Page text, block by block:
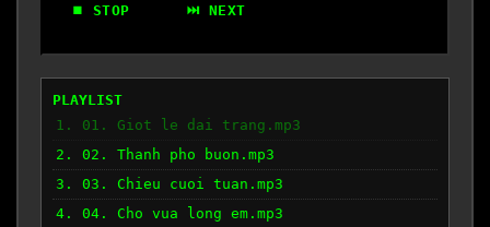
⏹ STOP ⏭ NEXT
PLAYLIST
1. 01. Giot le dai trang.mp3
2. 02. Thanh pho buon.mp3
3. 03. Chieu cuoi tuan.mp3
4. 04. Cho vua long em.mp3